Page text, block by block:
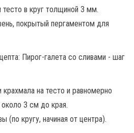
в круг толщиной 3 мм.
покрытый пергаментом для
на тесто и равномерно
3 см до края.
(по кругу, начиная от центра).